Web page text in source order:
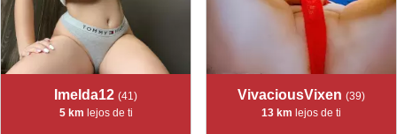
Imelda12 (41)
5 km lejos de ti
VivaciousVixen (39)
13 km lejos de ti